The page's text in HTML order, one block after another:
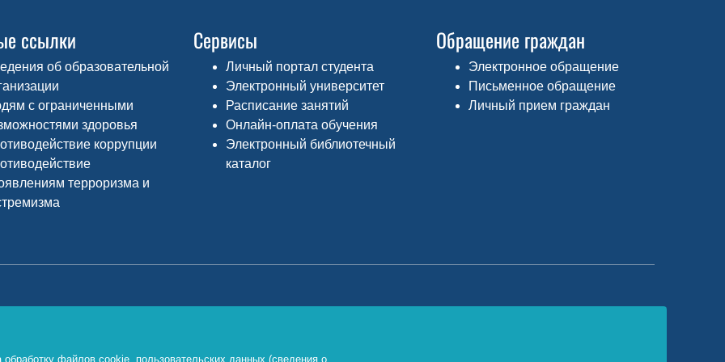
ссылки
об образовательной
с ограниченными
здоровья
коррупции
терроризма и
Сервисы
Личный портал студента
Электронный университет
Расписание занятий
Онлайн-оплата обучения
Электронный библиотечный
каталог
Обращение граждан
Электронное обращение
Письменное обращение
Личный прием граждан
файлов cookie, пользовательских данных (сведения о